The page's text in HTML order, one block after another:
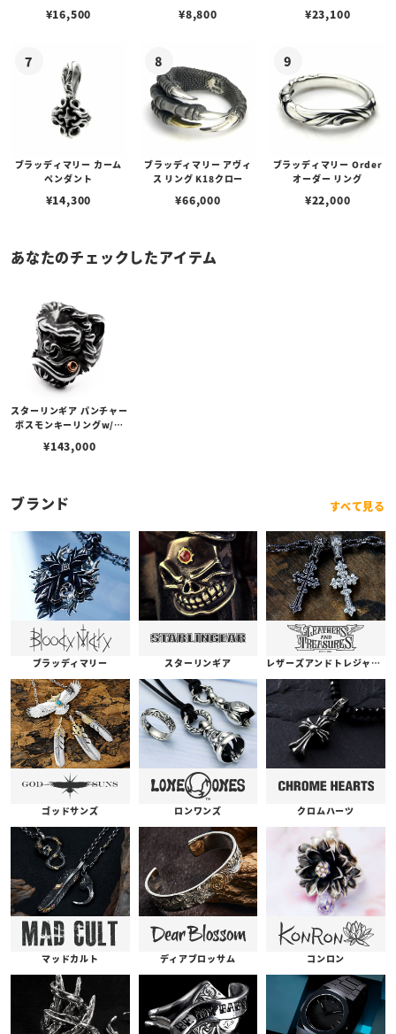
¥16,500 ¥8,800 ¥23,100
ブラッディマリー カーム
ペンダント
¥14,300
ブラッディマリー アヴィ
ス リング K18クロー
¥66,000
ブラッディマリー Order
オーダー リング
¥22,000
あなたのチェックしたアイテム
スターリンギア パンチャー
ボスモンキーリングw/コ
¥143,000
ブランド すべて見る
ブラッディマリー スターリンギア レザーズアンドトレジャーズ
ゴッドサンズ ロンワンズ クロムハーツ
マッドカルト ディアブロッサム コンロン